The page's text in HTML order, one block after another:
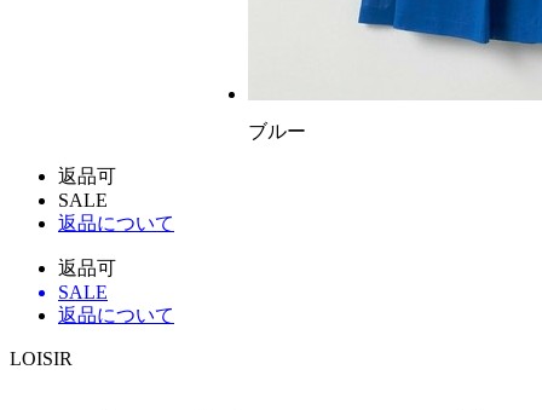
ブルー
返品可
SALE
返品について
返品可
SALE
返品について
LOISIR